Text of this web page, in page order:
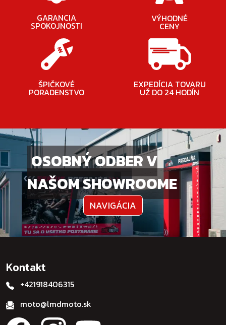
GARANCIA
SPOKOJNOSTI
VÝHODNÉ
CENY
ŠPIČKOVÉ
PORADENSTVO
EXPEDÍCIA TOVARU
UŽ DO 24 HODÍN
OSOBNÝ ODBER V
NAŠOM SHOWROOME
NAVIGÁCIA
Kontakt
+421918406315
moto@lmdmoto.sk